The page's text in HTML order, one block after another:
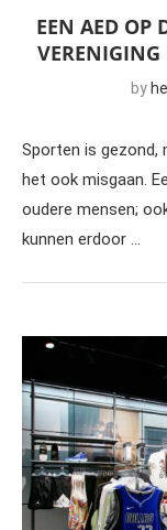
EEN AED OP
VERENIGING
by
Sporten is gezond,
het ook misgaan.
oudere mensen;
kunnen erdoor …